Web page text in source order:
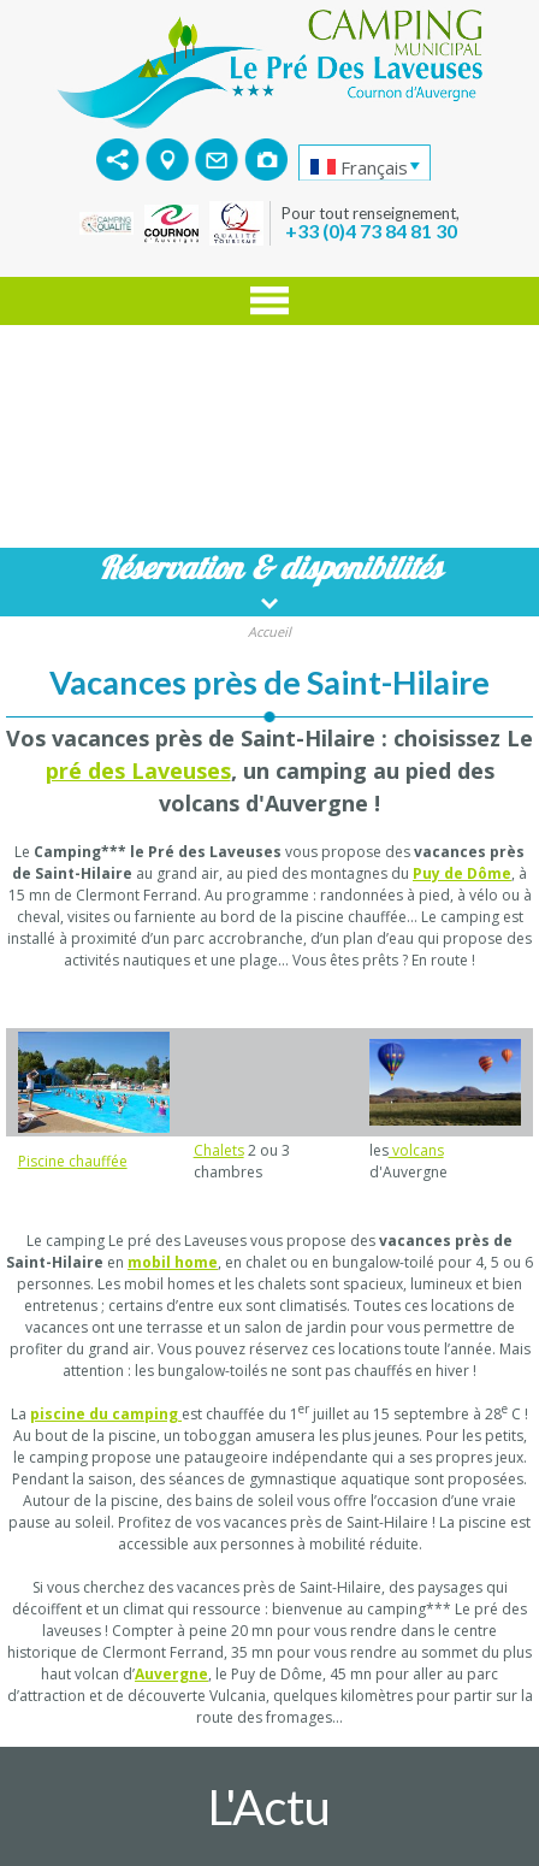
Français
Pour tout renseignement,
+33 (0)4 73 84 81 30
Réservation & disponibilités
Accueil
Vacances près de Saint-Hilaire
Vos vacances près de Saint-Hilaire : choisissez Le
pré des Laveuses, un camping au pied des
volcans d'Auvergne !
Le Camping*** le Pré des Laveuses vous propose desvacances près
de Saint-Hilaire au grand air, au pied des montagnes du Puy de Dôme, à
15 mn de Clermont Ferrand. Au programme : randonnées à pied, à vélo ou à
cheval, visites ou farniente au bord de la piscine chauffée… Le camping est
installé à proximité d’un parc accrobranche, d’un plan d’eau qui propose des
activités nautiques et une plage… Vous êtes prêts ? En route !
Piscine chauffée
Chalets2 ou 3
chambres
lesvolcans
d'Auvergne
Le camping Le pré des Laveuses vous propose desvacances près de
Saint-Hilaire en mobil home, en chalet ou en bungalow-toilé pour 4, 5 ou 6
personnes. Les mobil homes et les chalets sont spacieux, lumineux et bien
entretenus ; certains d’entre eux sont climatisés. Toutes ces locations de
vacances ont une terrasse et un salon de jardin pour vous permettre de
profiter du grand air. Vous pouvez réservez ces locations toute l’année. Mais
attention : les bungalow-toilés ne sont pas chauffés en hiver !
La piscine du camping est chauffée du 1 er juillet au 15 septembre à 28e C !
Au bout de la piscine, un toboggan amusera les plus jeunes. Pour les petits,
le camping propose une pataugeoire indépendante qui a ses propres jeux.
Pendant la saison, des séances de gymnastique aquatique sont proposées.
Autour de la piscine, des bains de soleil vous offre l’occasion d’une vraie
pause au soleil. Profitez de vos vacances près de Saint-Hilaire ! La piscine est
accessible aux personnes à mobilité réduite.
Si vous cherchez des vacances près de Saint-Hilaire, des paysages qui
décoiffent et un climat qui ressource : bienvenue au camping*** Le pré des
laveuses ! Compter à peine 20 mn pour vous rendre dans le centre
historique de Clermont Ferrand, 35 mn pour vous rendre au sommet du plus
haut volcan d’Auvergne, le Puy de Dôme, 45 mn pour aller au parc
d’attraction et de découverte Vulcania, quelques kilomètres pour partir sur la
route des fromages…
L'Actu